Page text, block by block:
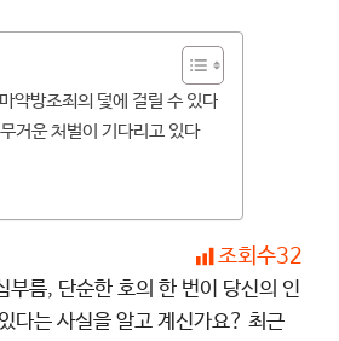
약방조죄의 덫에 걸릴 수 있다
거운 처벌이 기다리고 있다
조회수32
부름, 단순한 호의 한 번이 당신의 인
다는 사실을 알고 계신가요? 최근